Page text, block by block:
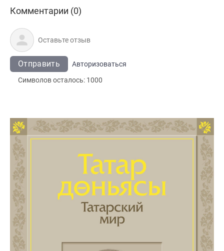
Комментарии (0)
Отправить
Авторизоваться
Символов осталось: 1000